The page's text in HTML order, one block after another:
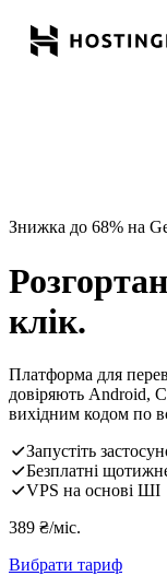
Знижка до 68% на
клік.
Платформа для
довіряють Android,
вихідним кодом по
Запустіть
Безплатні
VPS на основі ШІ
389 ₴/міс.
Вибрати тариф